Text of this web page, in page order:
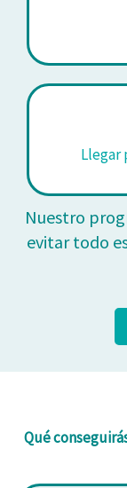
Llegar
Nuestro
evitar todo
Qué